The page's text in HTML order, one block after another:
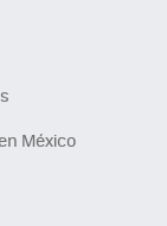
México